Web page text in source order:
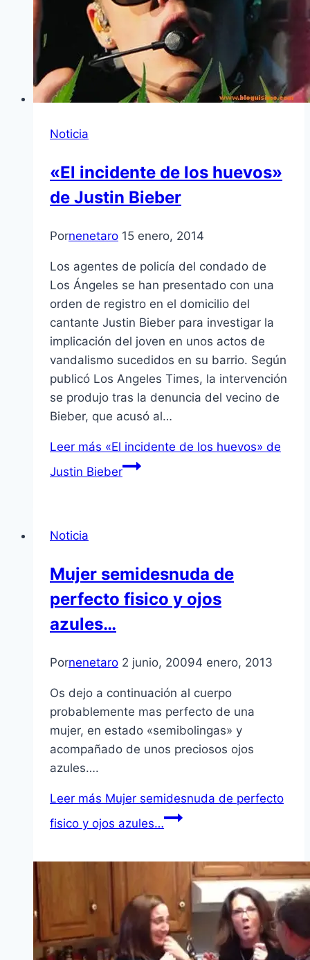
Noticia
«El incidente de los huevos»
de Justin Bieber
Pornenetaro 15 enero, 2014
Los agentes de policía del condado de
Los Ángeles se han presentado con una
orden de registro en el domicilio del
cantante Justin Bieber para investigar la
implicación del joven en unos actos de
vandalismo sucedidos en su barrio. Según
publicó Los Angeles Times, la intervención
se produjo tras la denuncia del vecino de
Bieber, que acusó al…
Leer más «El incidente de los huevos» de
Justin Bieber
Noticia
Mujer semidesnuda de
perfecto fisico y ojos
azules…
Pornenetaro 2 junio, 20094 enero, 2013
Os dejo a continuación al cuerpo
probablemente mas perfecto de una
mujer, en estado «semibolingas» y
acompañado de unos preciosos ojos
azules….
Leer más Mujer semidesnuda de perfecto
fisico y ojos azules…